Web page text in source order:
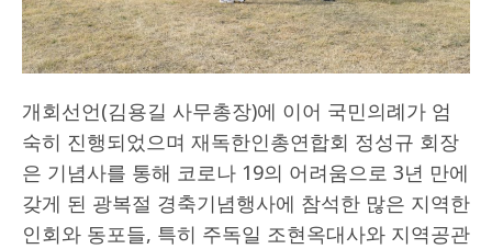
개회선언(김용길 사무총장)에 이어 국민의례가 엄
숙히 진행되었으며 재독한인총연합회 정성규 회장
은 기념사를 통해 코로나 19의 어려움으로 3년 만에
갖게 된 광복절 경축기념행사에 참석한 많은 지역한
인회와 동포들, 특히 주독일 조현옥대사와 지역공관